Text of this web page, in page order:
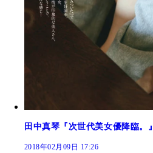
田中真琴『次世代美女優降臨。』
2018年02月09日 17:26